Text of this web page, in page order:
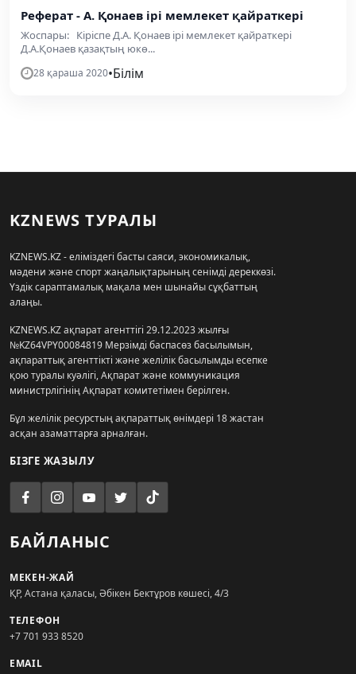
Реферат - А. Қонаев ірі мемлекет қайраткері
Жоспары: Кіріспе Д.А. Қонаев ірі мемлекет қайраткері
Д.А.Қонаев қазақтың юкө...
28 қараша 2020•Білім
KZNEWS ТУРАЛЫ
KZNEWS.KZ - еліміздегі басты саяси, экономикалық,
мәдени және спорт жаңалықтарының сенімді дереккөзі.
Үздік сараптамалық мақала мен шынайы сұқбаттың
алаңы.
KZNEWS.KZ ақпарат агенттігі 29.12.2023 жылғы
№KZ64VPY00084819 Мерзімді баспасөз басылымын,
ақпараттық агенттікті және желілік басылымды есепке
қою туралы куәлігі, Ақпарат және коммуникация
министрлігінің Ақпарат комитетімен берілген.
Бұл желілік ресурстың ақпараттық өнімдері 18 жастан
асқан азаматтарға арналған.
БІЗГЕ ЖАЗЫЛУ
БАЙЛАНЫС
МЕКЕН-ЖАЙ
ҚР, Астана қаласы, Әбікен Бектұров көшесі, 4/3
ТЕЛЕФОН
+7 701 933 8520
EMAIL